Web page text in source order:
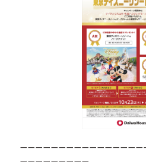
ーーーーーーーーーーーーーーー
ーーーーーーーーー